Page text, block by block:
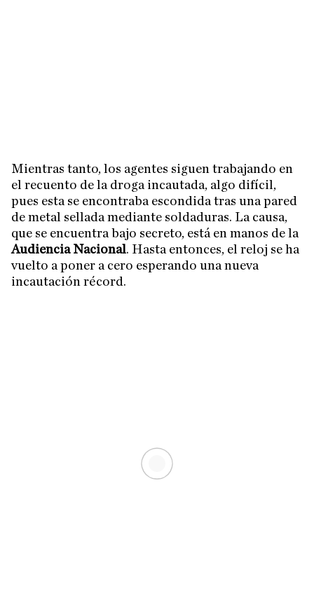
Mientras tanto, los agentes siguen trabajando en
el recuento de la droga incautada, algo difícil,
pues esta se encontraba escondida tras una pared
de metal sellada mediante soldaduras. La causa,
que se encuentra bajo secreto, está en manos de la
Audiencia Nacional. Hasta entonces, el reloj se ha
vuelto a poner a cero esperando una nueva
incautación récord.